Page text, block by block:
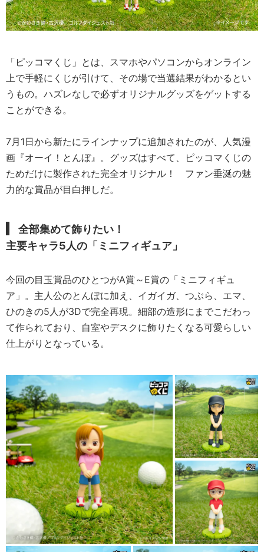
「ピッコマくじ」とは、スマホやパソコンからオンライン
上で手軽にくじが引けて、その場で当選結果がわかるとい
うもの。ハズレなしで必ずオリジナルグッズをゲットする
ことができる。
7月1日から新たにラインナップに追加されたのが、人気漫
画『オーイ！とんぼ』。グッズはすべて、ピッコマくじの
ためだけに製作された完全オリジナル！ ファン垂涎の魅
力的な賞品が目白押しだ。
全部集めて飾りたい！
主要キャラ5人の「ミニフィギュア」
今回の目玉賞品のひとつがA賞～E賞の「ミニフィギュ
ア」。主人公のとんぼに加え、イガイガ、つぶら、エマ、
ひのきの5人が3Dで完全再現。細部の造形にまでこだわっ
て作られており、自室やデスクに飾りたくなる可愛らしい
仕上がりとなっている。